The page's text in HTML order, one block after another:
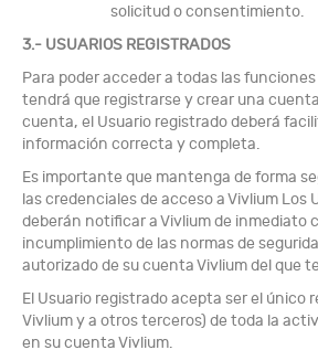
solicitud o consentimiento.
3.- USUARIOS REGISTRADOS
Para poder acceder a todas las
tendrá que registrarse y crear una
cuenta, el Usuario registrado deberá
información correcta y completa.
Es importante que mantenga de forma
las credenciales de acceso a Vivlium Los
deberán notificar a Vivlium de inmediato
incumplimiento de las normas de
autorizado de su cuenta Vivlium del que
El Usuario registrado acepta ser el único
Vivlium y a otros terceros) de toda la
en su cuenta Vivlium.